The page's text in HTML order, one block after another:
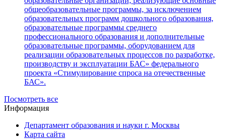
общеобразовательные программы, за исключением
образовательных программ дошкольного образования,
образовательные программы среднего
профессионального образования и дополнительные
образовательные программы, оборудованием для
реализации образовательных процессов по разработке,
производству и эксплуатации БАС» федерального
проекта «Стимулирование спроса на отечественные
БАС».
Посмотреть все
Информация
Департамент образования и науки г. Москвы
Карта сайта